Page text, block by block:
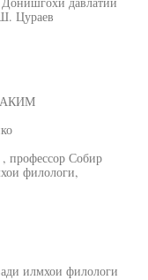
Цураев
профессор Собир
филологи,
илмхои филологи